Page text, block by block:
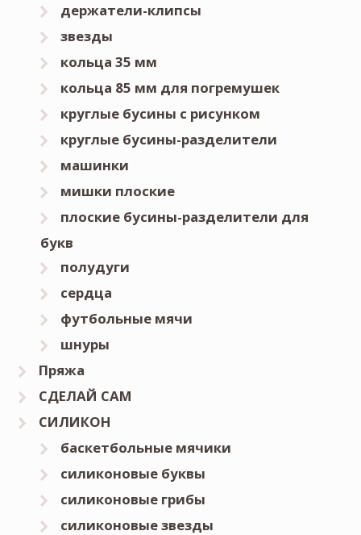
держатели-клипсы
звезды
кольца 35 мм
кольца 85 мм для погремушек
круглые бусины с рисунком
круглые бусины-разделители
машинки
мишки плоские
плоские бусины-разделители для
букв
полудуги
сердца
футбольные мячи
шнуры
Пряжа
СДЕЛАЙ САМ
СИЛИКОН
баскетбольные мячики
силиконовые буквы
силиконовые грибы
силиконовые звезды